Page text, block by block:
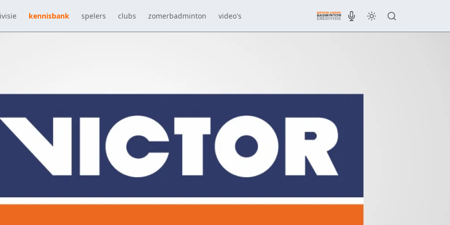
kennisbank spelers clubs zomerbadminton video's